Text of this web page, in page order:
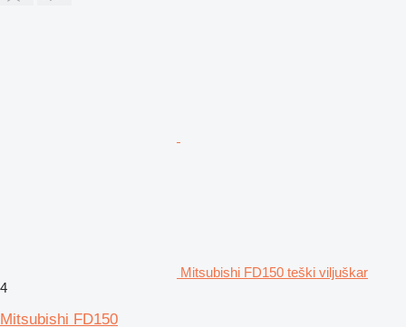
Mitsubishi FD150 teški viljuškar
4
Mitsubishi FD150